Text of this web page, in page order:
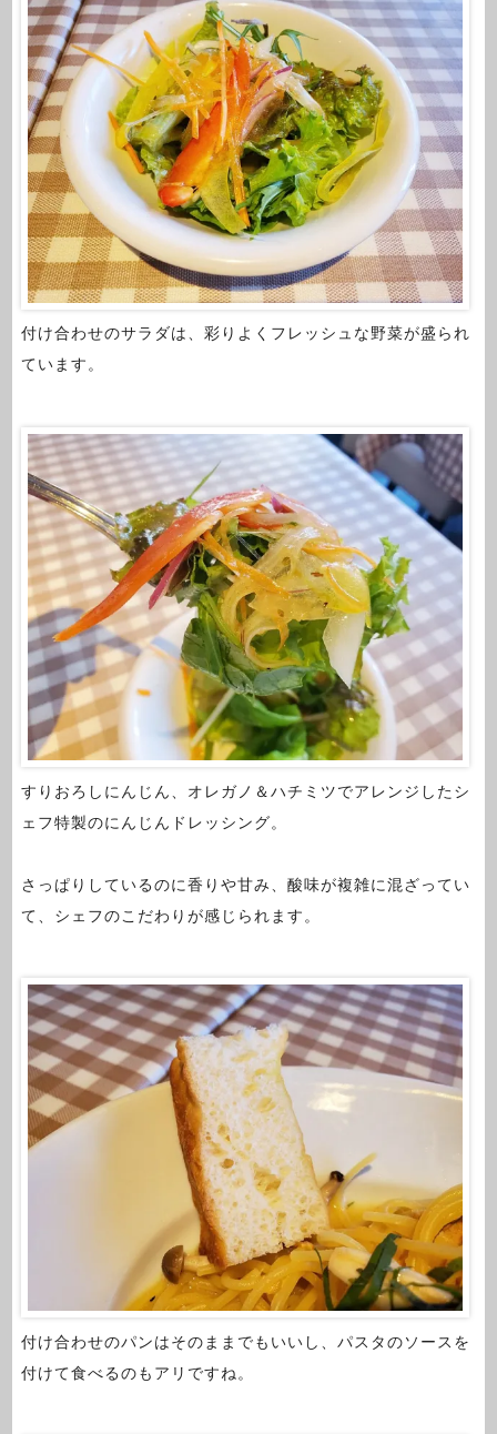
付け合わせのサラダは、彩りよくフレッシュな野菜が盛られ
ています。
すりおろしにんじん、オレガノ＆ハチミツでアレンジしたシ
ェフ特製のにんじんドレッシング。
さっぱりしているのに香りや甘み、酸味が複雑に混ざってい
て、シェフのこだわりが感じられます。
付け合わせのパンはそのままでもいいし、パスタのソースを
付けて食べるのもアリですね。